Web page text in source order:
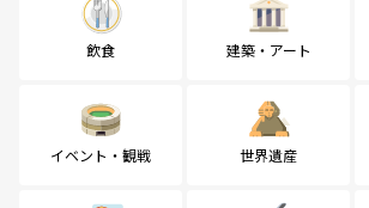
飲食 建築・アート
イベント・観戦 世界遺産